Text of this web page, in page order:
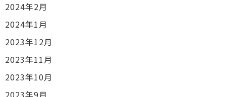
2024年2月
2024年1月
2023年12月
2023年11月
2023年10月